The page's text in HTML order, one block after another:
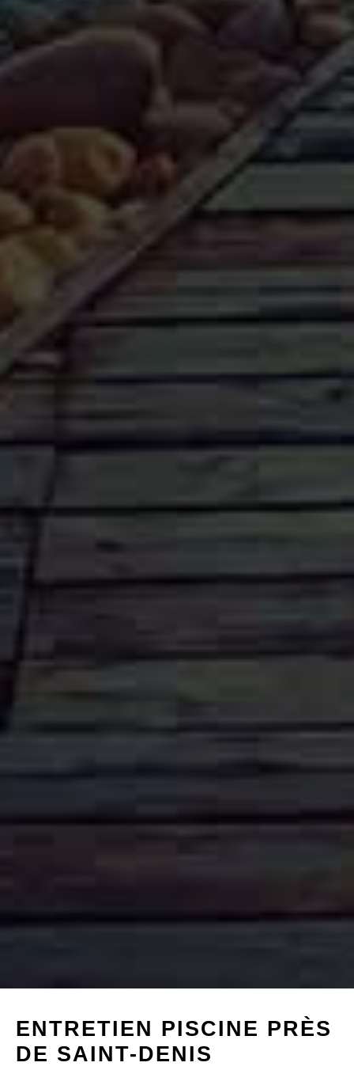
ENTRETIEN PISCINE PRÈS
DE SAINT-DENIS